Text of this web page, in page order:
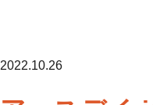
2022.10.26